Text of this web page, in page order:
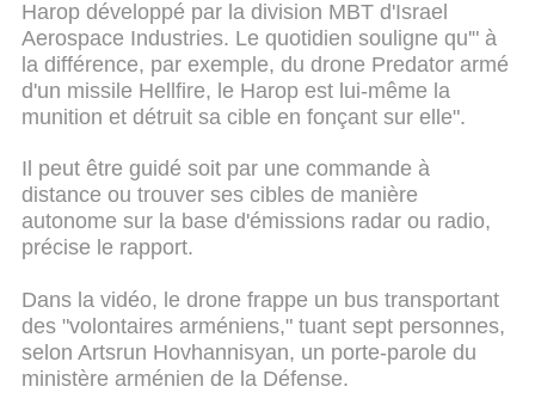
Harop développé par la division MBT d'Israel
Aerospace Industries. Le quotidien souligne qu'" à
la différence, par exemple, du drone Predator armé
d'un missile Hellfire, le Harop est lui-même la
munition et détruit sa cible en fonçant sur elle".
Il peut être guidé soit par une commande à
distance ou trouver ses cibles de manière
autonome sur la base d'émissions radar ou radio,
précise le rapport.
Dans la vidéo, le drone frappe un bus transportant
des "volontaires arméniens," tuant sept personnes,
selon Artsrun Hovhannisyan, un porte-parole du
ministère arménien de la Défense.